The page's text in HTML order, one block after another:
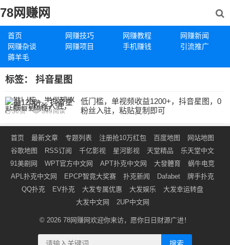
78网赚网
首页 网赚技巧 网赚教程
网赚新闻
网赚杂谈
网赚项目 手机赚钱
引流推广
薅羊毛
标签： 抖音星图
低门槛，单视频收益1200+，抖音星图，0
粉丝入驻，粘贴复制即可
36赞 399 阅读
首页 最新文章 专题列表 注册抢10万红包 百度地图
网站地图
谷歌地图
RSS订阅 千亿影视 星河影视 天堂精品
乐天堂中文
91美剧网
WPT官方中文网 APT扑克中文网 大發體育
蜗牛电竞
APL扑克中文网
EPCP智竟大奖赛 扑克新闻 Dafabet
牌手扑克
QQ扑克
EV扑克 大发专属优惠 大发娱乐
大发幸运转盘
大发中文网
2UP中文网
© 2026 78网赚网欢迎你来访，愿你日日财源广进！